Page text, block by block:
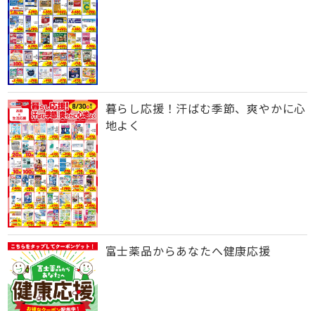
暮らし応援！汗ばむ季節、爽やかに心
地よく
富士薬品からあなたへ健康応援